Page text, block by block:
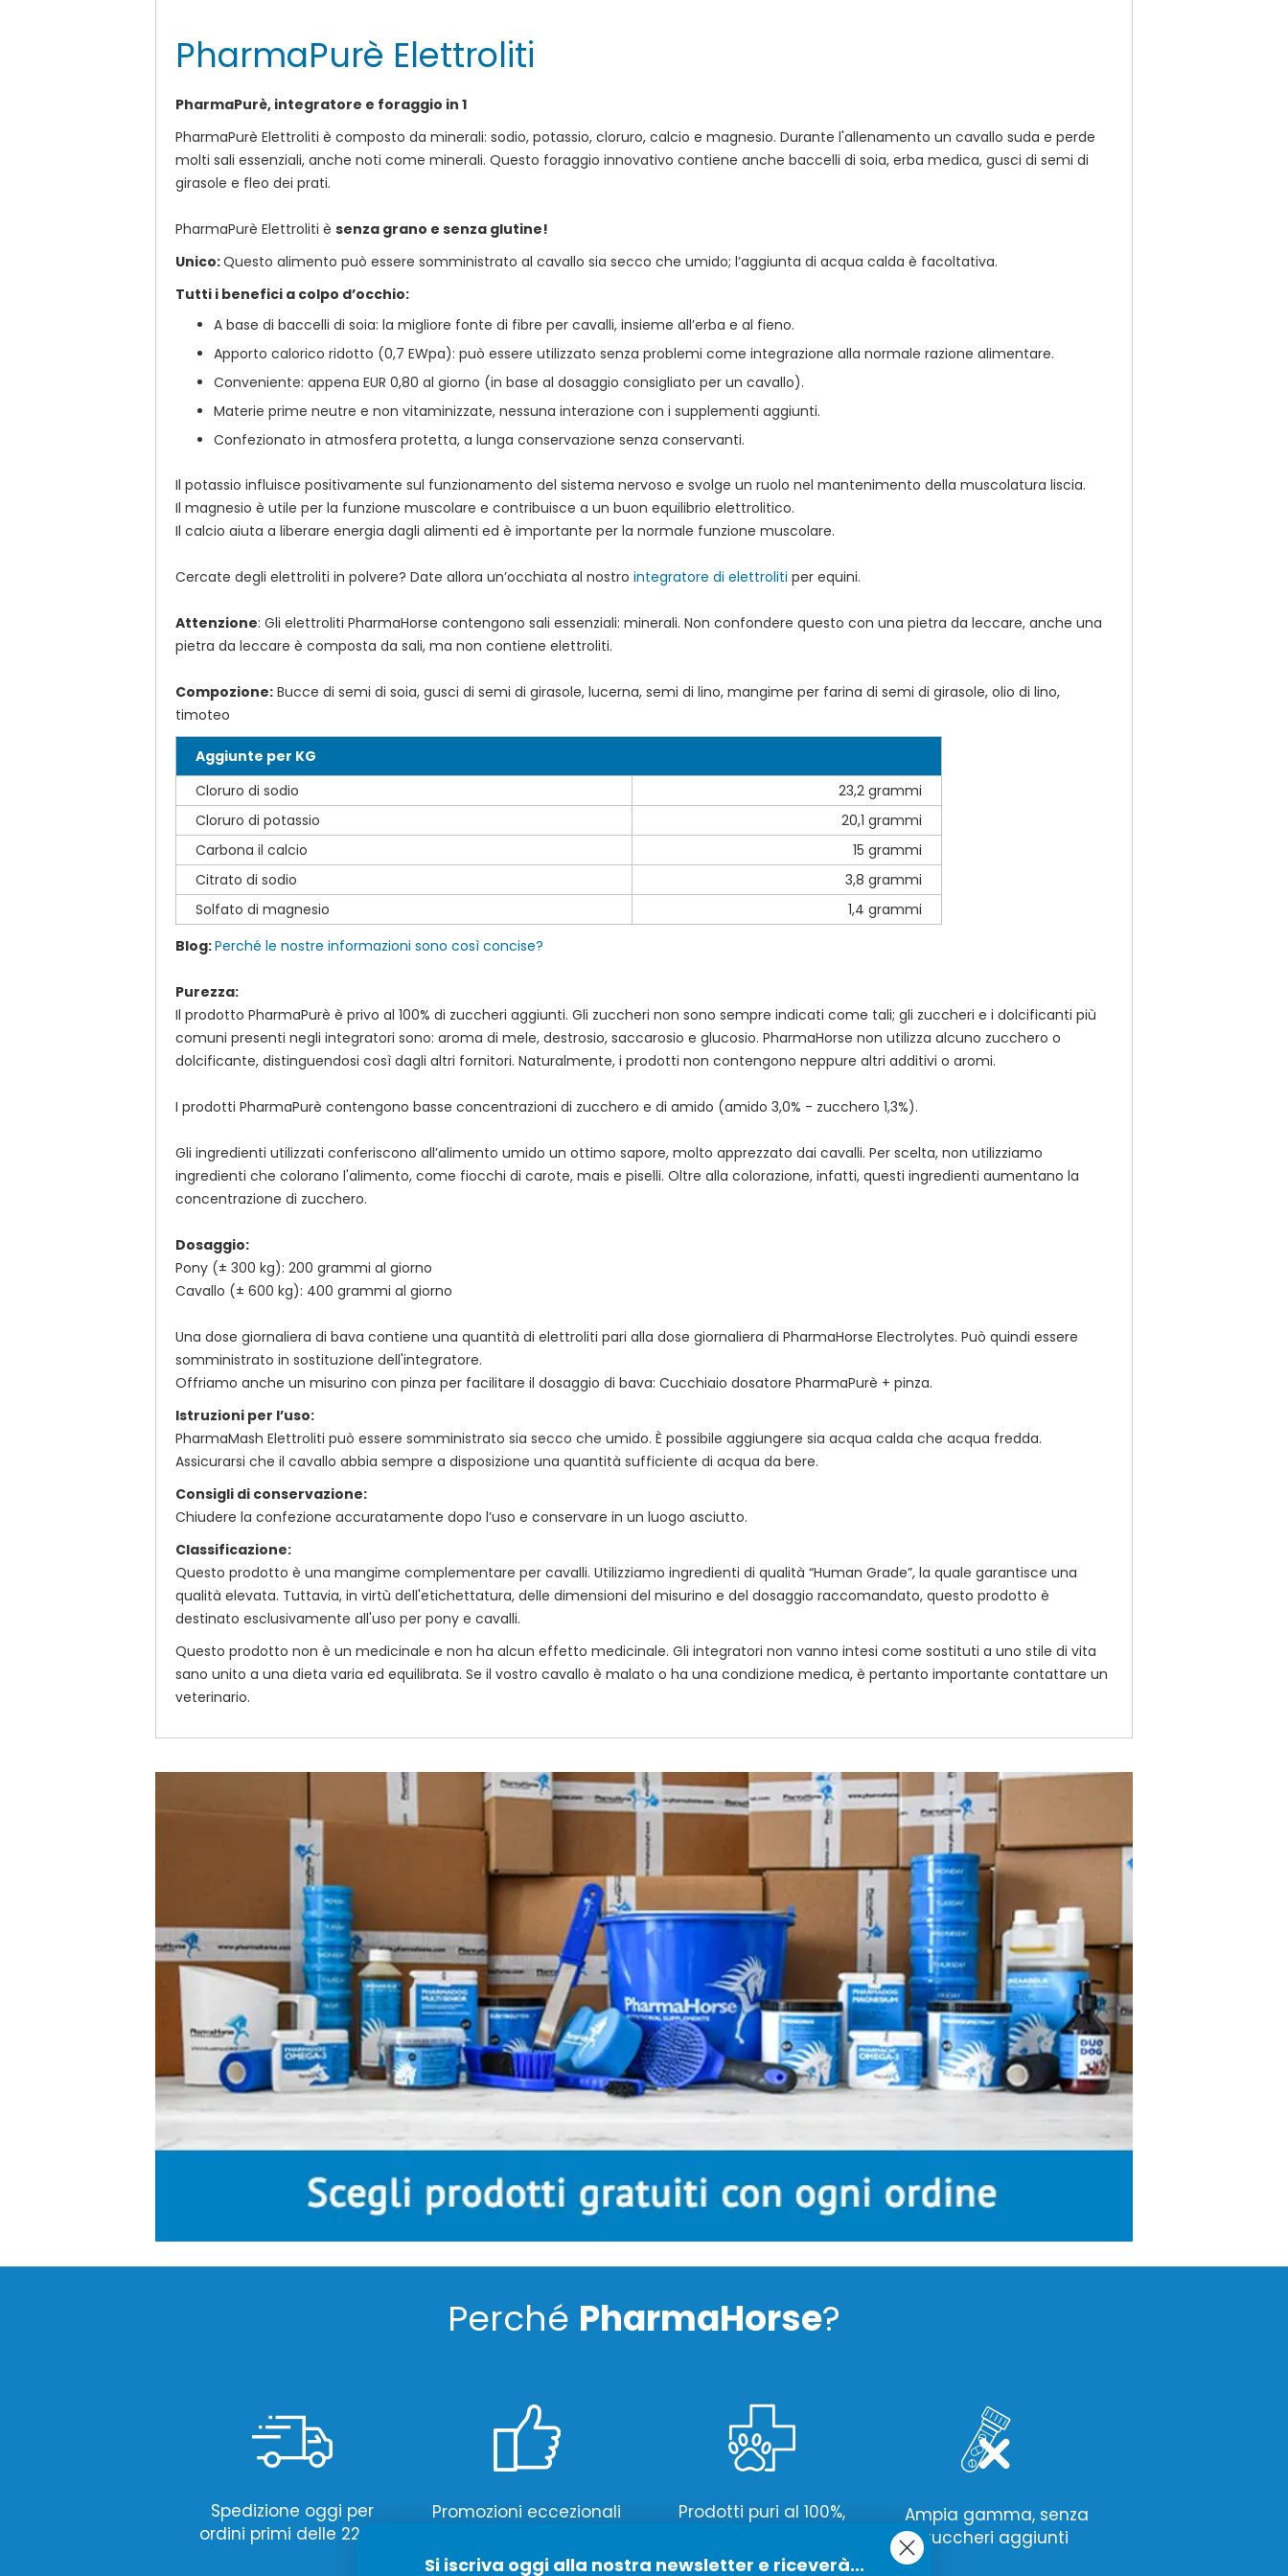
PharmaPurè Elettroliti
PharmaPurè, integratore e foraggio in 1
PharmaPurè Elettroliti è composto da minerali: sodio, potassio, cloruro, calcio e magnesio. Durante l'allenamento un cavallo suda e perde
molti sali essenziali, anche noti come minerali. Questo foraggio innovativo contiene anche baccelli di soia, erba medica, gusci di semi di
girasole e fleo dei prati.
PharmaPurè Elettroliti è senza grano e senza glutine!
Unico:Questo alimento può essere somministrato al cavallo sia secco che umido; l’aggiunta di acqua calda è facoltativa.
Tutti i benefici a colpo d’occhio:
A base di baccelli di soia: la migliore fonte di fibre per cavalli, insieme all’erba e al fieno.
Apporto calorico ridotto (0,7 EWpa): può essere utilizzato senza problemi come integrazione alla normale razione alimentare.
Conveniente: appena EUR 0,80 al giorno (in base al dosaggio consigliato per un cavallo).
Materie prime neutre e non vitaminizzate, nessuna interazione con i supplementi aggiunti.
Confezionato in atmosfera protetta, a lunga conservazione senza conservanti.
Il potassio influisce positivamente sul funzionamento del sistema nervoso e svolge un ruolo nel mantenimento della muscolatura liscia.
Il magnesio è utile per la funzione muscolare e contribuisce a un buon equilibrio elettrolitico.
Il calcio aiuta a liberare energia dagli alimenti ed è importante per la normale funzione muscolare.
Cercate degli elettroliti in polvere? Date allora un’occhiata al nostro integratore di elettroliti per equini.
Attenzione: Gli elettroliti PharmaHorse contengono sali essenziali: minerali. Non confondere questo con una pietra da leccare, anche una
pietra da leccare è composta da sali, ma non contiene elettroliti.
Compozione: Bucce di semi di soia, gusci di semi di girasole, lucerna, semi di lino, mangime per farina di semi di girasole, olio di lino,
timoteo
Aggiunte per KG
Cloruro di sodio
23,2 grammi
Cloruro di potassio
20,1 grammi
Carbona il calcio
15 grammi
Citrato di sodio
3,8 grammi
Solfato di magnesio
1,4 grammi
Blog:Perché le nostre informazioni sono così concise?
Purezza:
Il prodotto PharmaPurè è privo al 100% di zuccheri aggiunti. Gli zuccheri non sono sempre indicati come tali; gli zuccheri e i dolcificanti più
comuni presenti negli integratori sono: aroma di mele, destrosio, saccarosio e glucosio. PharmaHorse non utilizza alcuno zucchero o
dolcificante, distinguendosi così dagli altri fornitori. Naturalmente, i prodotti non contengono neppure altri additivi o aromi.
I prodotti PharmaPurè contengono basse concentrazioni di zucchero e di amido (amido 3,0% - zucchero 1,3%).
Gli ingredienti utilizzati conferiscono all’alimento umido un ottimo sapore, molto apprezzato dai cavalli. Per scelta, non utilizziamo
ingredienti che colorano l'alimento, come fiocchi di carote, mais e piselli. Oltre alla colorazione, infatti, questi ingredienti aumentano la
concentrazione di zucchero.
Dosaggio:
Pony (± 300 kg): 200 grammi al giorno
Cavallo (± 600 kg): 400 grammi al giorno
Una dose giornaliera di bava contiene una quantità di elettroliti pari alla dose giornaliera di PharmaHorse Electrolytes. Può quindi essere
somministrato in sostituzione dell'integratore.
Offriamo anche un misurino con pinza per facilitare il dosaggio di bava: Cucchiaio dosatore PharmaPurè + pinza.
Istruzioni per l’uso:
PharmaMash Elettroliti può essere somministrato sia secco che umido. È possibile aggiungere sia acqua calda che acqua fredda.
Assicurarsi che il cavallo abbia sempre a disposizione una quantità sufficiente di acqua da bere.
Consigli di conservazione:
Chiudere la confezione accuratamente dopo l’uso e conservare in un luogo asciutto.
Classificazione:
Questo prodotto è una mangime complementare per cavalli. Utilizziamo ingredienti di qualità “Human Grade”, la quale garantisce una
qualità elevata. Tuttavia, in virtù dell'etichettatura, delle dimensioni del misurino e del dosaggio raccomandato, questo prodotto è
destinato esclusivamente all'uso per pony e cavalli.
Questo prodotto non è un medicinale e non ha alcun effetto medicinale. Gli integratori non vanno intesi come sostituti a uno stile di vita
sano unito a una dieta varia ed equilibrata. Se il vostro cavallo è malato o ha una condizione medica, è pertanto importante contattare un
veterinario.
Perché PharmaHorse?
Spedizione oggi per
ordini primi delle 22:00
Promozioni eccezionali
Prodotti puri al 100%,
Ampia gamma, senza
zuccheri aggiunti
Si iscriva oggi alla nostra newsletter e riceverà...